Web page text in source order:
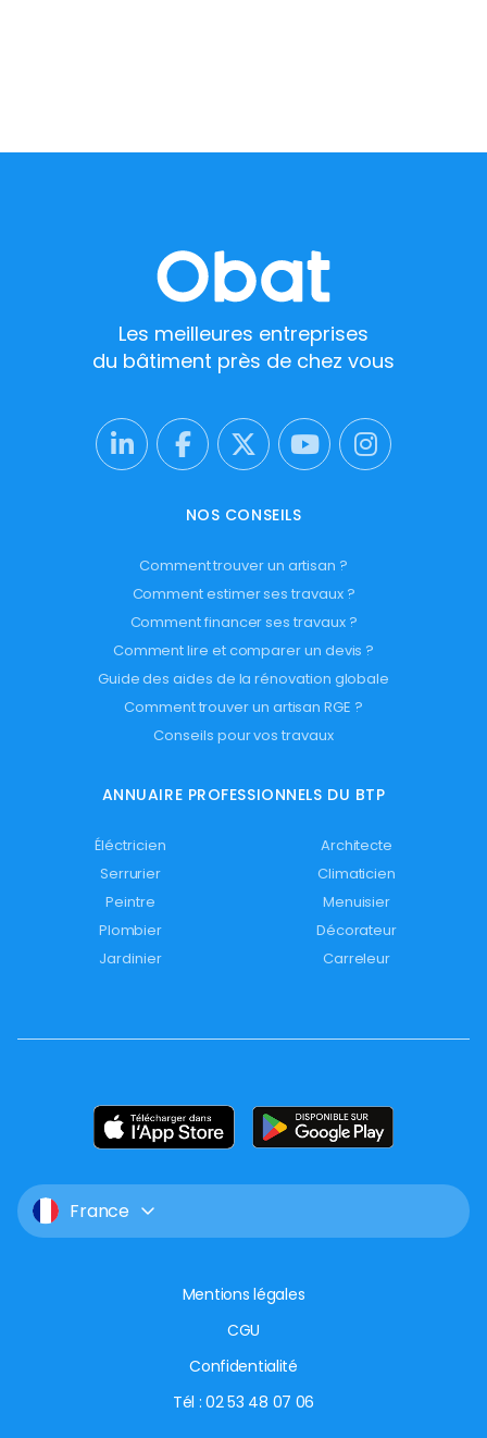
Les meilleures entreprises
du bâtiment près de chez vous
NOS CONSEILS
Comment trouver un artisan ?
Comment estimer ses travaux ?
Comment financer ses travaux ?
Comment lire et comparer un devis ?
Guide des aides de la rénovation globale
Comment trouver un artisan RGE ?
Conseils pour vos travaux
ANNUAIRE PROFESSIONNELS DU BTP
Éléctricien
Architecte
Serrurier
Climaticien
Peintre
Menuisier
Plombier
Décorateur
Jardinier
Carreleur
France
Mentions légales
CGU
Confidentialité
Tél : 02 53 48 07 06